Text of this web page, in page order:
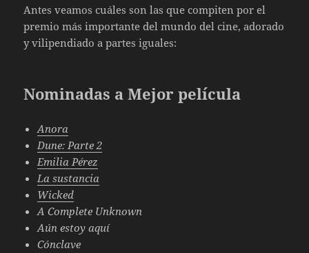
Antes veamos cuáles son las que compiten por el
premio más importante del mundo del cine, adorado
y vilipendiado a partes iguales:
Nominadas a Mejor película
Anora
Dune: Parte 2
Emilia Pérez
La sustancia
Wicked
A Complete Unknown
Aún estoy aquí
Cónclave